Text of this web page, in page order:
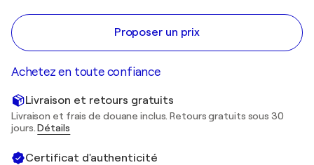
Proposer un prix
Achetez en toute confiance
Livraison et retours gratuits
Livraison et frais de douane inclus. Retours gratuits sous 30
jours.Détails
Certificat d'authenticité